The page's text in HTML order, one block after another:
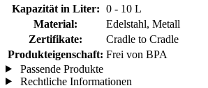
Kapazität in Liter: 0 - 10 L
Material:
Edelstahl, Metall
Zertifikate:
Cradle to Cradle
Produkteigenschaft: Frei von BPA
Passende Produkte
Rechtliche Informationen